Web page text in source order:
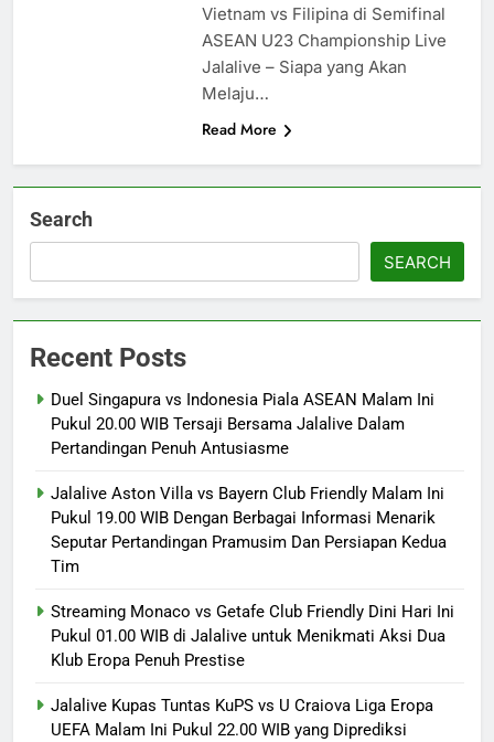
Vietnam vs Filipina di Semifinal
ASEAN U23 Championship Live
Jalalive – Siapa yang Akan
Melaju…
Read More
Search
SEARCH
Recent Posts
Duel Singapura vs Indonesia Piala ASEAN Malam Ini
Pukul 20.00 WIB Tersaji Bersama Jalalive Dalam
Pertandingan Penuh Antusiasme
Jalalive Aston Villa vs Bayern Club Friendly Malam Ini
Pukul 19.00 WIB Dengan Berbagai Informasi Menarik
Seputar Pertandingan Pramusim Dan Persiapan Kedua
Tim
Streaming Monaco vs Getafe Club Friendly Dini Hari Ini
Pukul 01.00 WIB di Jalalive untuk Menikmati Aksi Dua
Klub Eropa Penuh Prestise
Jalalive Kupas Tuntas KuPS vs U Craiova Liga Eropa
UEFA Malam Ini Pukul 22.00 WIB yang Diprediksi